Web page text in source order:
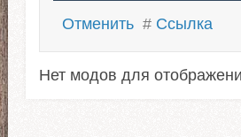
Отменить # Ссылка
Нет модов для